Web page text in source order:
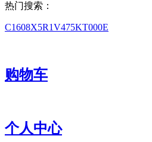
热门搜索：
C1608X5R1V475KT000E
购物车
个人中心